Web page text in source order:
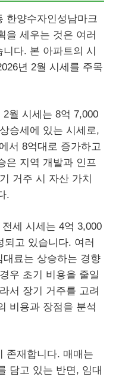
한양수자인성남마크
을 세우는 것은 여러
다. 본 아파트의 시
년 2월 시세를 주목
월 시세는 8억 7,000
승세에 있는 시세로,
서 8억대로 증가하고
은 지역 개발과 인프
거주 시 자산 가치
.
세 시세는 4억 3,000
되고 있습니다. 여러
료는 상승하는 경향
우 초기 비용을 줄일
서 장기 거주를 고려
비용과 장점을 분석
존재합니다. 매매는
담고 있는 반면, 임대